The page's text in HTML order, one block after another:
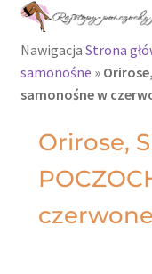
Rajstopy
Pończochy i
zakolanówki
Podkolanówki i
Nawigacja Strona
samonośne »
samonośne w
Orirose,